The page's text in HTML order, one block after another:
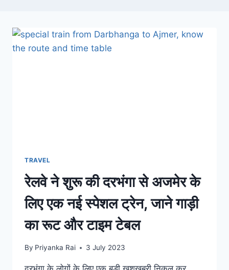
TRAVEL
रेलवे ने शुरू की दरभंगा से अजमेर के
लिए एक नई स्पेशल ट्रेन, जाने गाड़ी
का रूट और टाइम टेबल
By Priyanka Rai 3 July 2023